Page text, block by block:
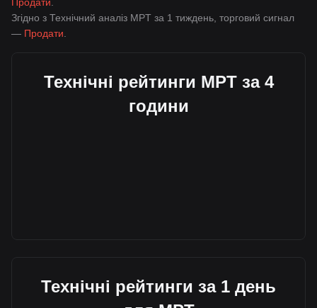
Згідно з Технічний аналіз MPT за 1 тиждень, торговий сигнал
— Продати
Технічні рейтинги MPT за 4
години
Технічні рейтинги за 1 день